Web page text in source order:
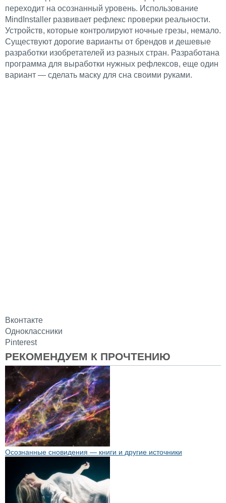
переходит на осознанный уровень. Использование
MindInstaller развивает рефлекс проверки реальности.
Устройств, которые контролируют ночные грезы, немало.
Существуют дорогие варианты от брендов и дешевые
разработки изобретателей из разных стран. Разработана
программа для выработки нужных рефлексов, еще один
вариант — сделать маску для сна своими руками.
Вконтакте
Одноклассники
Pinterest
РЕКОМЕНДУЕМ К ПРОЧТЕНИЮ
Осознанные сновидения — книги и другие источники